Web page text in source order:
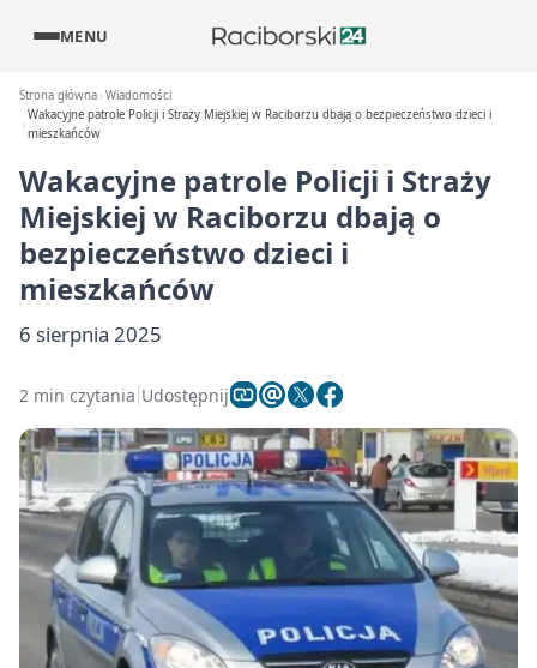
MENU
Strona główna Wiadomości
Wakacyjne patrole Policji i Straży Miejskiej w Raciborzu dbają o bezpieczeństwo dzieci i
mieszkańców
Wakacyjne patrole Policji i Straży
Miejskiej w Raciborzu dbają o
bezpieczeństwo dzieci i
mieszkańców
6 sierpnia 2025
2 min czytania Udostępnij